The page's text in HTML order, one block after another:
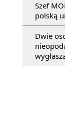
Szef
polską
Dwie